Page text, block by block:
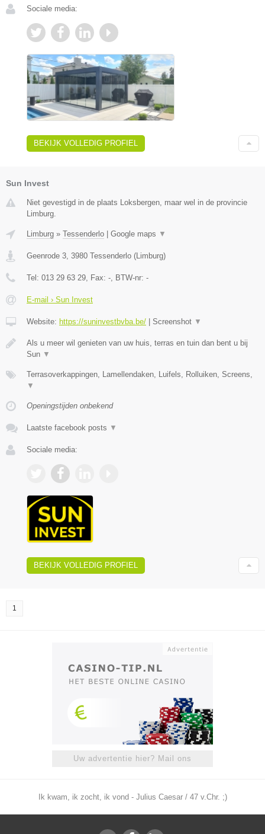
Sociale media:
BEKIJK VOLLEDIG PROFIEL
Sun Invest
Niet gevestigd in de plaats Loksbergen, maar wel in de provincie
Limburg.
Limburg » Tessenderlo Google maps ▼
Geenrode 3, 3980 Tessenderlo (Limburg)
Tel: 013 29 63 29, Fax: -, BTW-nr: -
E-mail › Sun Invest
Website: https://suninvestbvba.be/ Screenshot ▼
Als u meer wil genieten van uw huis, terras en tuin dan bent u bij
Sun ▼
Terrasoverkappingen, Lamellendaken, Luifels, Rolluiken, Screens,
▼
Openingstijden onbekend
Laatste facebook posts ▼
Sociale media:
BEKIJK VOLLEDIG PROFIEL
1
Uw advertentie hier? Mail ons
Ik kwam, ik zocht, ik vond - Julius Caesar / 47 v.Chr. ;)